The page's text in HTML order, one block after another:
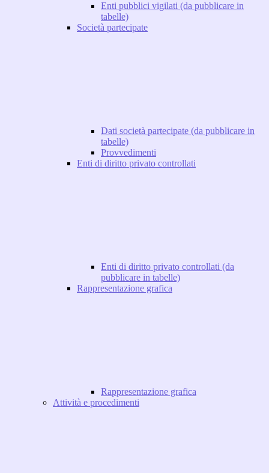
Enti pubblici vigilati (da pubblicare in
tabelle)
Società partecipate
Dati società partecipate (da pubblicare in
tabelle)
Provvedimenti
Enti di diritto privato controllati
Enti di diritto privato controllati (da
pubblicare in tabelle)
Rappresentazione grafica
Rappresentazione grafica
Attività e procedimenti